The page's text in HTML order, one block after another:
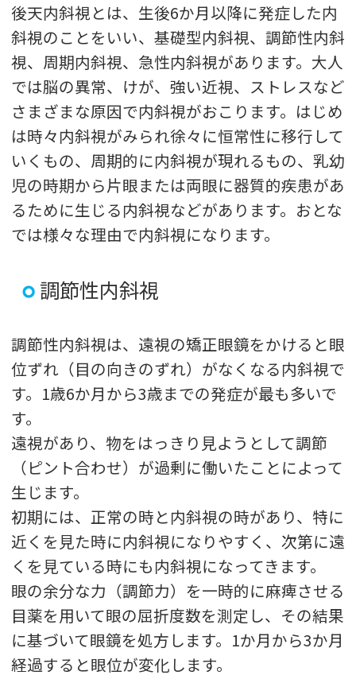
後天内斜視とは、生後6か月以降に発症した内
斜視のことをいい、基礎型内斜視、調節性内斜
視、周期内斜視、急性内斜視があります。大人
では脳の異常、けが、強い近視、ストレスなど
さまざまな原因で内斜視がおこります。はじめ
は時々内斜視がみられ徐々に恒常性に移行して
いくもの、周期的に内斜視が現れるもの、乳幼
児の時期から片眼または両眼に器質的疾患があ
るために生じる内斜視などがあります。おとな
では様々な理由で内斜視になります。
調節性内斜視
調節性内斜視は、遠視の矯正眼鏡をかけると眼
位ずれ（目の向きのずれ）がなくなる内斜視で
す。1歳6か月から3歳までの発症が最も多いで
す。
遠視があり、物をはっきり見ようとして調節
（ピント合わせ）が過剰に働いたことによって
生じます。
初期には、正常の時と内斜視の時があり、特に
近くを見た時に内斜視になりやすく、次第に遠
くを見ている時にも内斜視になってきます。
眼の余分な力（調節力）を一時的に麻痺させる
目薬を用いて眼の屈折度数を測定し、その結果
に基づいて眼鏡を処方します。1か月から3か月
経過すると眼位が変化します。